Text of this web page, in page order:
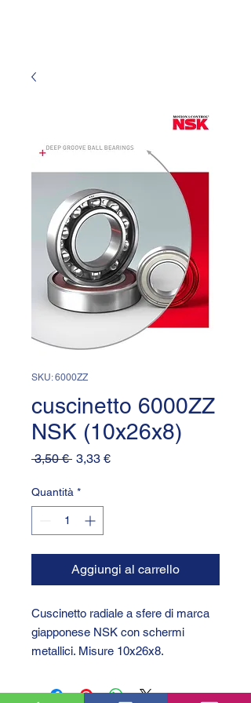
SKU: 6000ZZ
cuscinetto 6000ZZ
NSK (10x26x8)
3,50 € Prezzo
3,33 €Prezzo
Quantità *
Aggiungi al carrello
Cuscinetto radiale a sfere di marca
giapponese NSK con schermi
metallici. Misure 10x26x8.